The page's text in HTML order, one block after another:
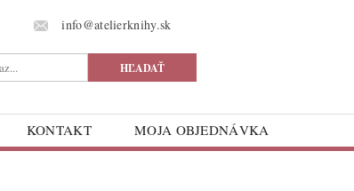
info@atelierknihy.sk
KONTAKT MOJA OBJEDNÁVKA